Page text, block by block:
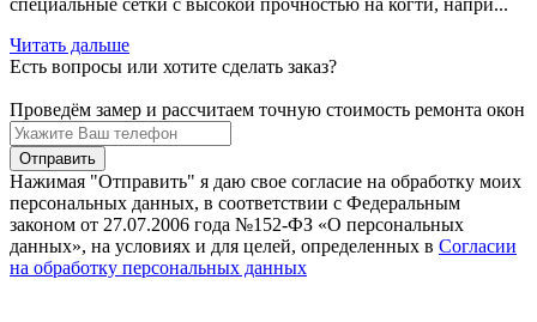
специальные сетки с высокой прочностью на когти, напри...
Читать дальше
Есть вопросы или хотите сделать заказ?
Проведём замер и рассчитаем точную стоимость ремонта окон
Нажимая "Отправить" я даю свое согласие на обработку моих
персональных данных, в соответствии с Федеральным
законом от 27.07.2006 года №152-ФЗ «О персональных
данных», на условиях и для целей, определенных в Согласии
на обработку персональных данных